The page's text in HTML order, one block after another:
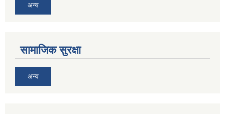
अन्य
सामाजिक सुरक्षा
अन्य